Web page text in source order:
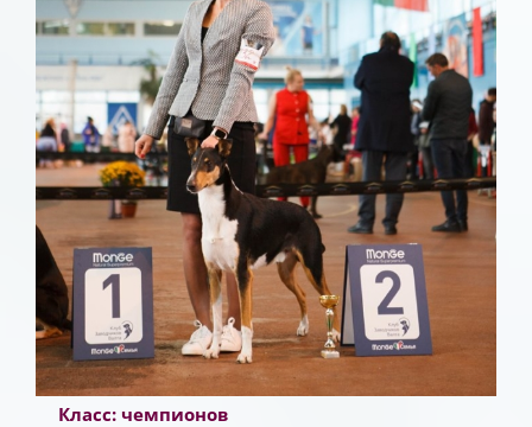
Класс: чемпионов